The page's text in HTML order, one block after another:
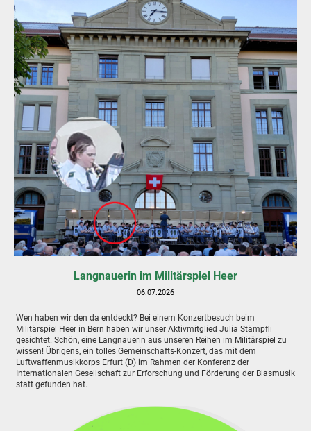
Langnauerin im Militärspiel Heer
06.07.2026
Wen haben wir den da entdeckt? Bei einem Konzertbesuch beim
Militärspiel Heer in Bern haben wir unser Aktivmitglied Julia Stämpfli
gesichtet. Schön, eine Langnauerin aus unseren Reihen im Militärspiel zu
wissen! Übrigens, ein tolles Gemeinschafts-Konzert, das mit dem
Luftwaffenmusikkorps Erfurt (D) im Rahmen der Konferenz der
Internationalen Gesellschaft zur Erforschung und Förderung der Blasmusik
statt gefunden hat.